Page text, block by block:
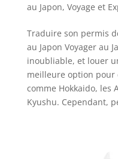
au Japon, Voyage et
Traduire son permis
au Japon Voyager au
inoubliable, et louer
meilleure option pour
comme Hokkaido, les
Kyushu. Cependant,